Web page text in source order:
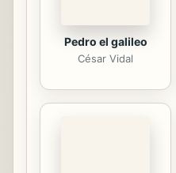
Pedro el galileo
César Vidal